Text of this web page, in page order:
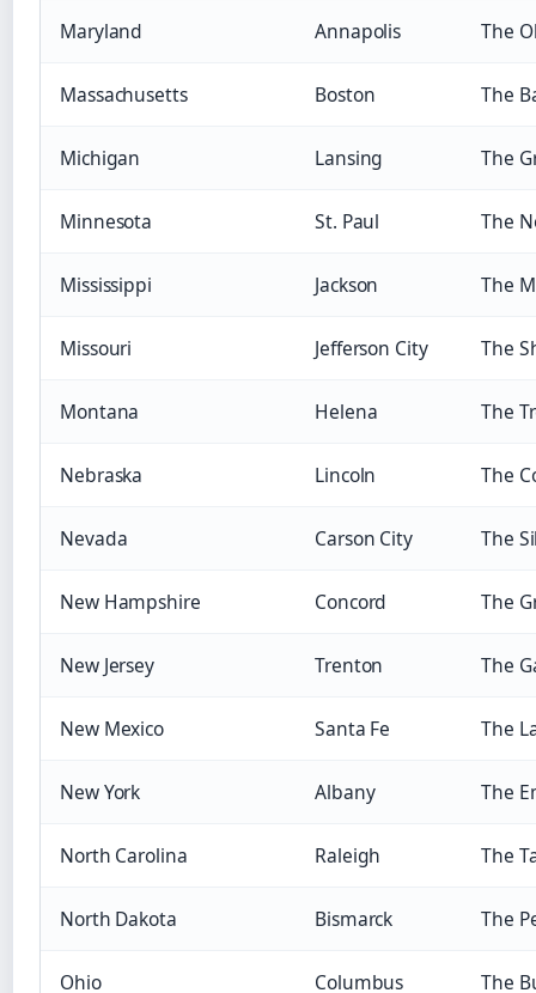
Maryland Annapolis The
Massachusetts Boston The
Michigan Lansing The
Minnesota St. Paul The
Mississippi Jackson The
Missouri Jefferson City The
Montana Helena The
Nebraska Lincoln The
Nevada Carson City The
New Hampshire Concord The
New Jersey Trenton The
New Mexico Santa Fe The
New York Albany The
North Carolina Raleigh The
North Dakota Bismarck The
Ohio Columbus The